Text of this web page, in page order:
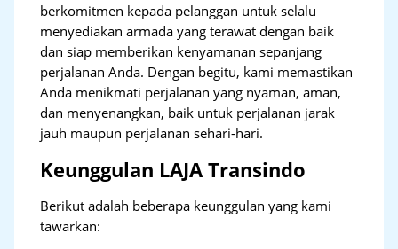
berkomitmen kepada pelanggan untuk selalu
menyediakan armada yang terawat dengan baik
dan siap memberikan kenyamanan sepanjang
perjalanan Anda. Dengan begitu, kami memastikan
Anda menikmati perjalanan yang nyaman, aman,
dan menyenangkan, baik untuk perjalanan jarak
jauh maupun perjalanan sehari-hari.
Keunggulan LAJA Transindo
Berikut adalah beberapa keunggulan yang kami
tawarkan: